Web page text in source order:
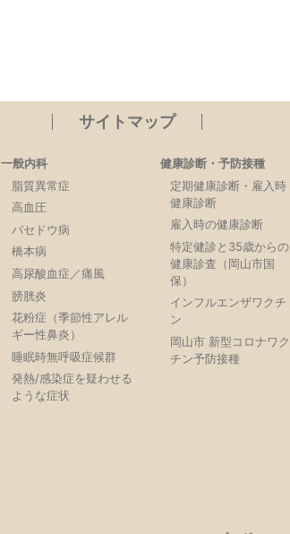
サイトマップ
一般内科
脂質異常症
高血圧
バセドウ病
橋本病
高尿酸血症／痛風
膀胱炎
花粉症（季節性アレル
ギー性鼻炎）
睡眠時無呼吸症候群
発熱/感染症を疑わせる
ような症状
健康診断・予防接種
定期健康診断・雇入時
健康診断
雇入時の健康診断
特定健診と35歳からの
健康診査（岡山市国
保）
インフルエンザワクチ
ン
岡山市 新型コロナワク
チン予防接種